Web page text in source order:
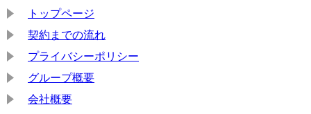
トップページ
契約までの流れ
プライバシーポリシー
グループ概要
会社概要